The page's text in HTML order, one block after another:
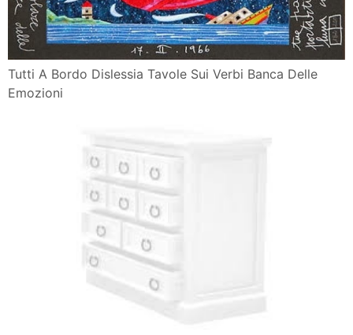
Tutti A Bordo Dislessia Tavole Sui Verbi Banca Delle
Emozioni